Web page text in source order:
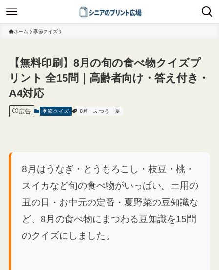
ホーム 季節クイズ
【無料印刷】8月の旬の食べ物クイズプ
リント 全15問｜高齢者向け・答え付き・
A4対応
広告 季節クイズ 8月 ふつう 夏
8月はうなぎ・とうもろこし・枝豆・桃・
スイカなど旬の食べ物がいっぱい。土用の
丑の日・お中元の定番・夏野菜の豆知識な
ど、8月の食べ物にまつわる豆知識を15問
のクイズにしました。